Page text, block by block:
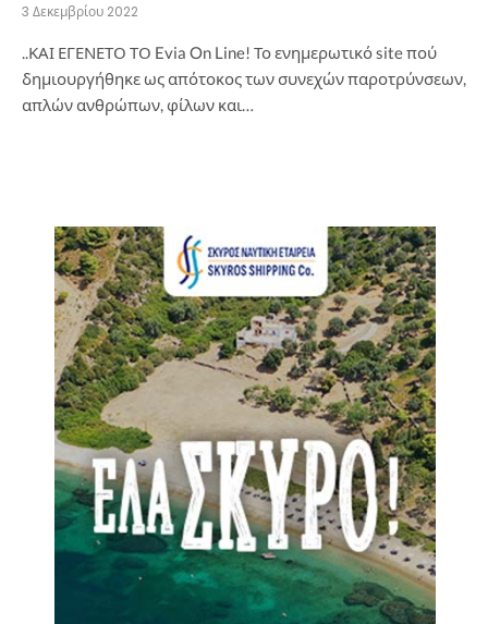
3 Δεκεμβρίου 2022
..ΚΑΙ ΕΓΕΝΕΤΟ ΤΟ Evia On Line! Το ενημερωτικό site πού
δημιουργήθηκε ως απότοκος των συνεχών παροτρύνσεων,
απλών ανθρώπων, φίλων και…